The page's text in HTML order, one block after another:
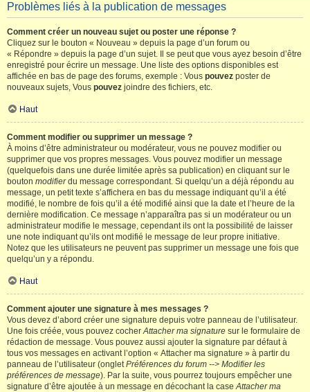
Problèmes liés à la publication de messages
Comment créer un nouveau sujet ou poster une réponse ?
Cliquez sur le bouton « Nouveau » depuis la page d’un forum ou
« Répondre » depuis la page d’un sujet. Il se peut que vous ayez besoin d’être
enregistré pour écrire un message. Une liste des options disponibles est
affichée en bas de page des forums, exemple : Vous pouvez poster de
nouveaux sujets, Vous pouvez joindre des fichiers, etc.
Haut
Comment modifier ou supprimer un message ?
À moins d’être administrateur ou modérateur, vous ne pouvez modifier ou
supprimer que vos propres messages. Vous pouvez modifier un message
(quelquefois dans une durée limitée après sa publication) en cliquant sur le
bouton modifierdu message correspondant. Si quelqu’un a déjà répondu au
message, un petit texte s’affichera en bas du message indiquant qu’il a été
modifié, le nombre de fois qu’il a été modifié ainsi que la date et l’heure de la
dernière modification. Ce message n’apparaîtra pas si un modérateur ou un
administrateur modifie le message, cependant ils ont la possibilité de laisser
une note indiquant qu’ils ont modifié le message de leur propre initiative.
Notez que les utilisateurs ne peuvent pas supprimer un message une fois que
quelqu’un y a répondu.
Haut
Comment ajouter une signature à mes messages ?
Vous devez d’abord créer une signature depuis votre panneau de l’utilisateur.
Une fois créée, vous pouvez cocherAttacher ma signature sur le formulaire de
rédaction de message. Vous pouvez aussi ajouter la signature par défaut à
tous vos messages en activant l’option « Attacher ma signature » à partir du
panneau de l’utilisateur (ongletPréférences du forum --> Modifier les
préférences de message). Par la suite, vous pourrez toujours empêcher une
signature d’être ajoutée à un message en décochant la caseAttacher ma